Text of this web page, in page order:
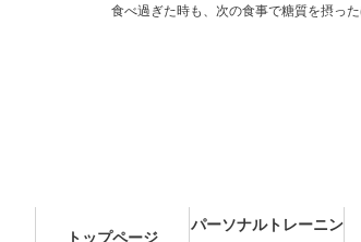
食べ過ぎた時も、次の食事で糖質を摂っ
トップページ
パーソナルトレーニン